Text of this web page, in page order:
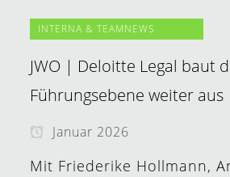
INTERNA & TEAMNEWS
JWO | Deloitte Legal baut
Führungsebene weiter aus
Januar 2026
Mit Friederike Hollmann,